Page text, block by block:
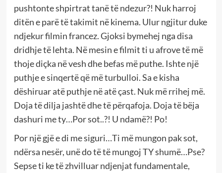
pushtonte shpirtrat tanë të ndezur?! Nuk harroj
ditën e parë të takimit në kinema. Ulur ngjitur duke
ndjekur filmin francez. Gjoksi bymehej nga disa
dridhje të lehta. Në mesin e filmit ti u afrove të më
thoje diçka në vesh dhe befas më puthe. Ishte një
puthje e sinqertë që më turbulloi. Sa e kisha
dëshiruar atë puthje në atë çast. Nuk më rrihej më.
Doja të dilja jashtë dhe të përqafoja. Doja të bëja
dashuri me ty…Por sot..?! U ndamë?! Po!
Por një gjë e di me siguri…Ti më mungon pak sot,
ndërsa nesër, unë do të të mungoj TY shumë…Pse?
Sepse ti ke të zhvilluar ndjenjat fundamentale,